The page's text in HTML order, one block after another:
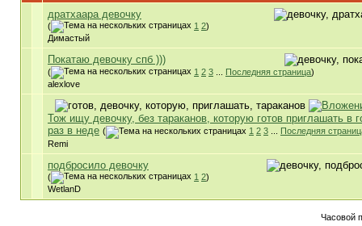
дратхаара девочку
( 1 2)
Димастый
Покатаю девочку спб )))
( 1 2 3 Последняя страница)
alexlove
Тож ищу девочку, без тараканов, которую готов приглашать в
раз в неде ( 1 2 3 ... Последняя
Remi
подбросило девочку
( 1 2)
WetlanD
Часовой